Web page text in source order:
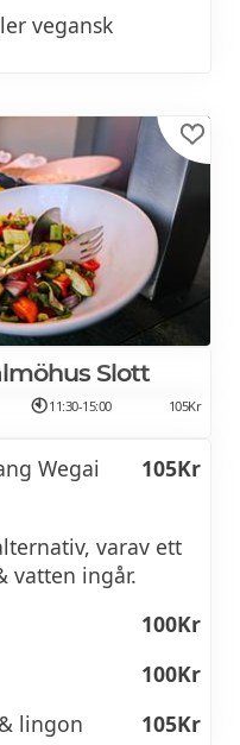
vegansk
som varierar ofta.
Skånsk
Alla onsdagar –
lokalt
179Kr
gräslök.
& vår
189Kr
rödbeta,
89Kr
Slott
11:30-15:00 105Kr
Wegai
105Kr
varav ett
vatten ingår.
100Kr
100Kr
lingon
105Kr